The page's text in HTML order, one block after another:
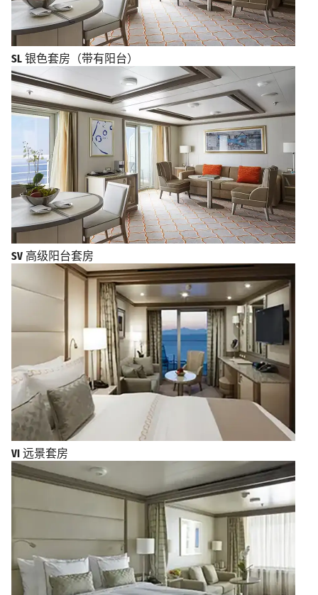
SL 银色套房（带有阳台）
SV 高级阳台套房
VI 远景套房